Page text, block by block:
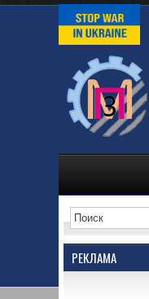
РЕКЛАМА